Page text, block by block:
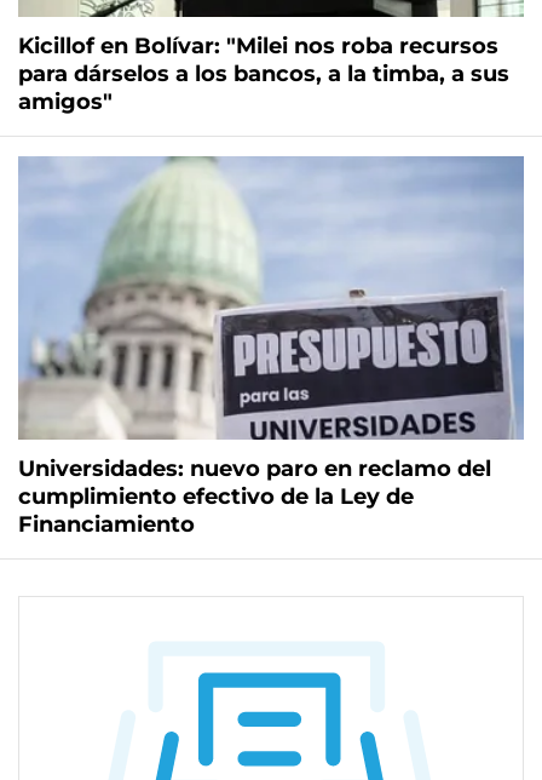
Kicillof en Bolívar: "Milei nos roba recursos
para dárselos a los bancos, a la timba, a sus
amigos"
Universidades: nuevo paro en reclamo del
cumplimiento efectivo de la Ley de
Financiamiento